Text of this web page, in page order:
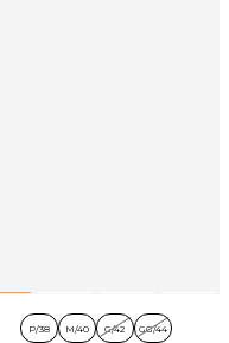
P/38 M/40 G/42 GG/44